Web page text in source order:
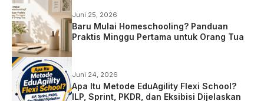
Juni 25, 2026
Baru Mulai Homeschooling? Panduan
Praktis Minggu Pertama untuk Orang Tua
Juni 24, 2026
Apa Itu Metode EduAgility Flexi School?
ILP, Sprint, PKDR, dan Eksibisi Dijelaskan